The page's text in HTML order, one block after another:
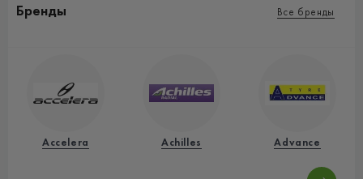
Бренды Все бренды
Accelera Achilles Advance